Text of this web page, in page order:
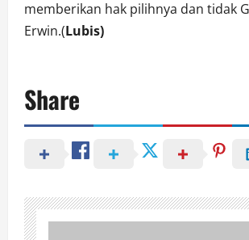
memberikan hak pilihnya dan tidak
Erwin.(Lubis)
Share